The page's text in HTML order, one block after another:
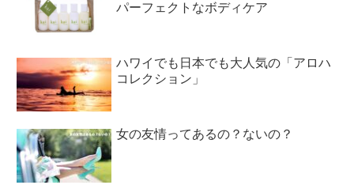
パーフェクトなボディケア
ハワイでも日本でも大人気の「アロハ
コレクション」
女の友情ってあるの？ないの？